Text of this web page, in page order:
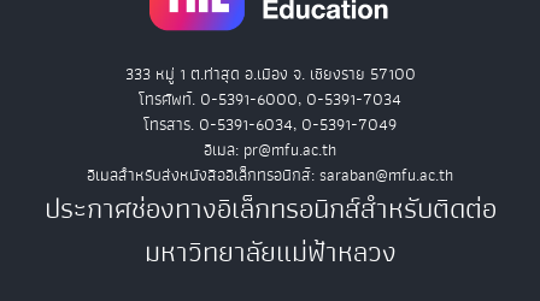
333 หมู่ 1 ต.ท่าสุด อ.เมือง จ. เชียงราย 57100
โทรศัพท์. 0-5391-6000, 0-5391-7034
โทรสาร. 0-5391-6034, 0-5391-7049
อีเมล: pr@mfu.ac.th
อีเมลสำหรับส่งหนังสืออิเล็กทรอนิกส์: saraban@mfu.ac.th
ประกาศช่องทางอิเล็กทรอนิกส์สำหรับติดต่อ
มหาวิทยาลัยแม่ฟ้าหลวง